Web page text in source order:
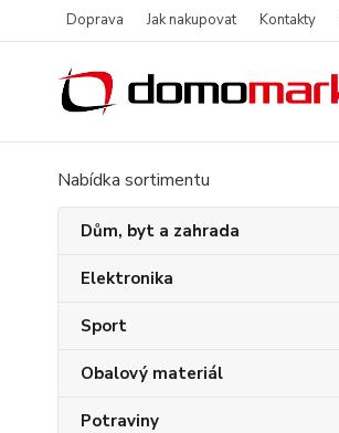
Doprava Jak nakupovat Kontakty
Nabídka sortimentu
Dům, byt a zahrada
Elektronika
Sport
Obalový materiál
Potraviny